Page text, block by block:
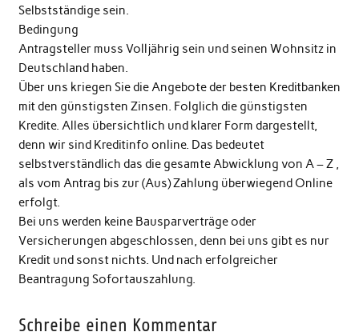
Selbstständige sein.
Bedingung
Antragsteller muss Volljährig sein und seinen Wohnsitz in
Deutschland haben.
Über uns kriegen Sie die Angebote der besten Kreditbanken
mit den günstigsten Zinsen. Folglich die günstigsten
Kredite. Alles übersichtlich und klarer Form dargestellt,
denn wir sind Kreditinfo online. Das bedeutet
selbstverständlich das die gesamte Abwicklung von A – Z ,
als vom Antrag bis zur (Aus) Zahlung überwiegend Online
erfolgt.
Bei uns werden keine Bausparverträge oder
Versicherungen abgeschlossen, denn bei uns gibt es nur
Kredit und sonst nichts. Und nach erfolgreicher
Beantragung Sofortauszahlung.
Schreibe einen Kommentar